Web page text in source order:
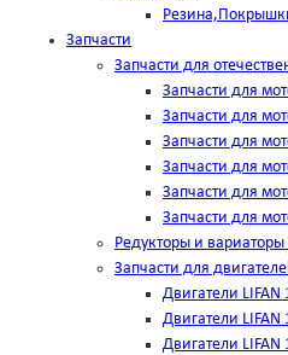
Запчасти
Запчасти для
Запчасти для
Запчасти для
Запчасти для
Запчасти для
Запчасти для
Запчасти для
Редукторы и
Запчасти для
Двигатели LIFAN
Двигатели
Двигатели LIFAN